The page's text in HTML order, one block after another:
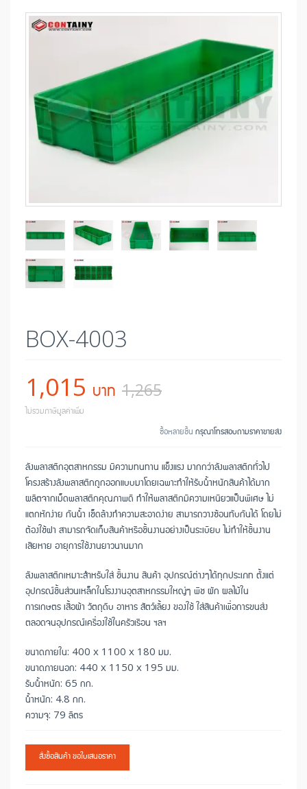
BOX-4003
1,015 บาท 1,265
ไม่รวมภาษีมูลค่าเพิ่ม
ซื้อหลายชิ้น กรุณาโทรสอบถามราคาขายส่ง
ลังพลาสติกอุตสาหกรรม มีความทนทาน แข็งแรง มากกว่าลังพลาสติกทั่วไป
โครงสร้างลังพลาสติกถูกออกแบบมาโดยเฉพาะทำให้รับน้ำหนักสินค้าได้มาก
ผลิตจากเม็ดพลาสติกคุณภาพดี ทำให้พลาสติกมีความเหนียวแป็นพิเศษ ไม่
แตกหักง่าย กันน้ำ เช็ดล้างทำความสะอาดง่าย สามารถวางซ้อนทับกันได้ โดยไม่
ต้องใช้ฝา สามารถจัดเก็บสินค้าหรือชิ้นงานอย่างเป็นระเบียบ ไม่ทำให้ชิ้นงาน
เสียหาย อายุการใช้งานยาวนานมาก
ลังพลาสติกเหมาะสำหรับใส่ ชิ้นงาน สินค้า อุปกรณ์ต่างๆได้ทุกประเภท ตั้งแต่
อุปกรณ์ชิ้นส่วนเหล็กในโรงงานอุตสาหกรรมใหญ่ๆ พืช ผัก ผลไม้ใน
การเกษตร เสื้อผ้า วัตถุดิบ อาหาร สัตว์เลี้ยง ของใช้ ใส่สินค้าเพื่อการขนส่ง
ตลอดจนอุปกรณ์เครื่องใช้ในครัวเรือน ฯลฯ
ขนาดภายใน: 400 x 1100 x 180 มม.
ขนาดภายนอก: 440 x 1150 x 195 มม.
รับน้ำหนัก: 65 กก.
น้ำหนัก: 4.8 กก.
ความจุ: 79 ลิตร
สั่งซื้อสินค้า ขอใบเสนอราคา